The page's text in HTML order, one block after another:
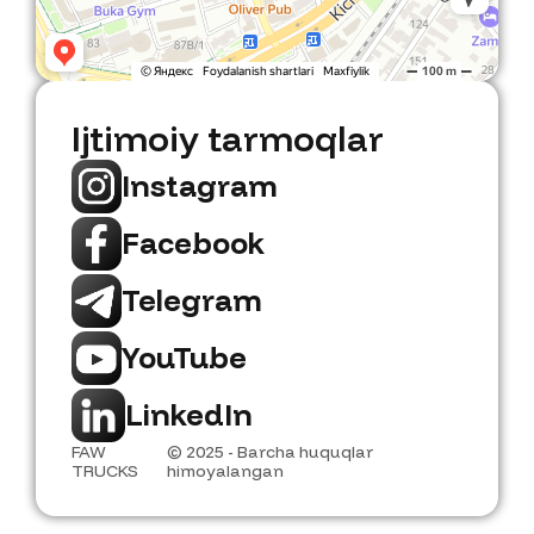
Ijtimoiy tarmoqlar
Instagram
Facebook
Telegram
YouTube
LinkedIn
FAW
TRUCKS
© 2025 - Barcha huquqlar
himoyalangan